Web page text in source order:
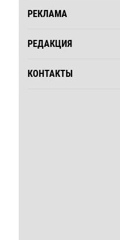
РЕКЛАМА
РЕДАКЦИЯ
КОНТАКТЫ